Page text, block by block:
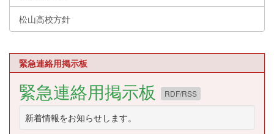
松山高校方針
緊急連絡用掲示板
緊急連絡用掲示板 RDF/RSS
新着情報をお知らせします。